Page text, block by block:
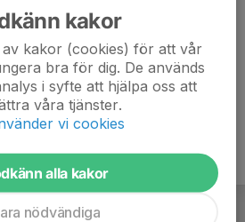
kakor
kakor (cookies) för att vår
bra för dig. De används
i syfte att hjälpa oss att
våra tjänster.
vi cookies
alla kakor
nödvändiga